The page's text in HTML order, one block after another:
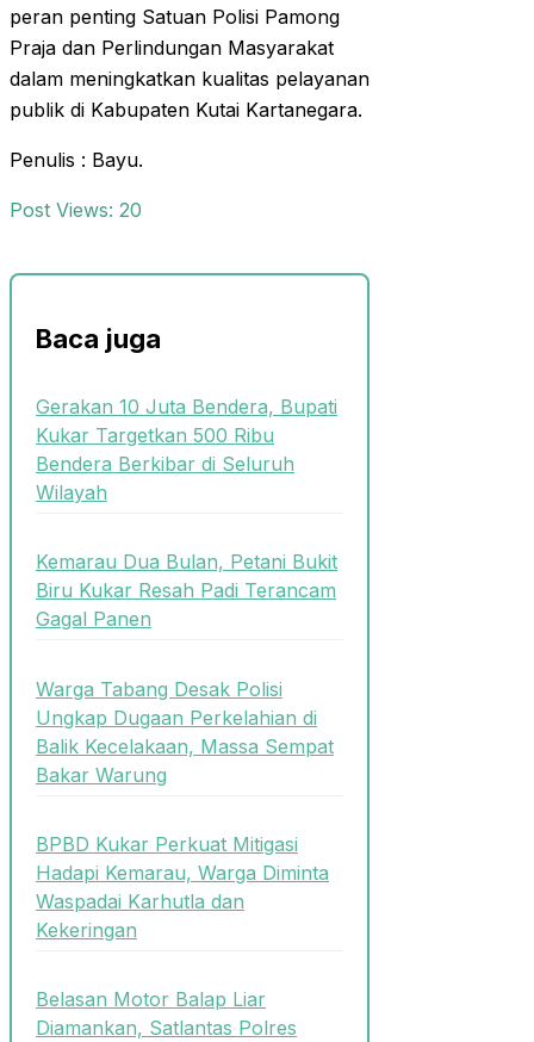
peran penting Satuan Polisi Pamong
Praja dan Perlindungan Masyarakat
dalam meningkatkan kualitas pelayanan
publik di Kabupaten Kutai Kartanegara.
Penulis : Bayu.
Post Views: 20
Baca juga
Gerakan 10 Juta Bendera, Bupati
Kukar Targetkan 500 Ribu
Bendera Berkibar di Seluruh
Wilayah
Kemarau Dua Bulan, Petani Bukit
Biru Kukar Resah Padi Terancam
Gagal Panen
Warga Tabang Desak Polisi
Ungkap Dugaan Perkelahian di
Balik Kecelakaan, Massa Sempat
Bakar Warung
BPBD Kukar Perkuat Mitigasi
Hadapi Kemarau, Warga Diminta
Waspadai Karhutla dan
Kekeringan
Belasan Motor Balap Liar
Diamankan, Satlantas Polres